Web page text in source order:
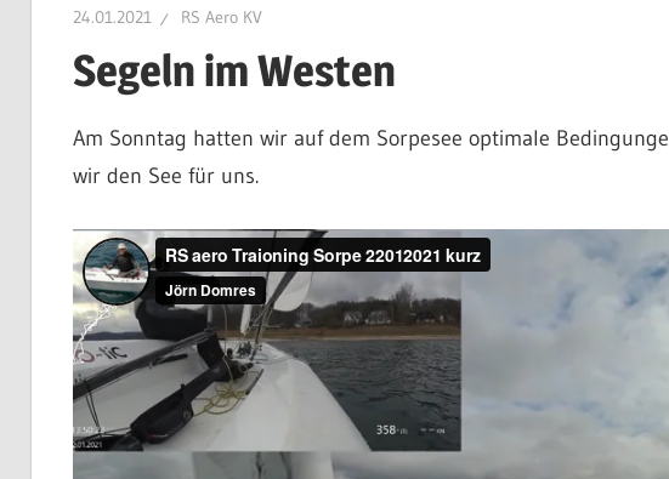
Aero
KV
e.V.
24.01.2021 RS Aero KV
Segeln im Westen
Am Sonntag hatten wir auf dem Sorpesee optimale
wir den See für uns.